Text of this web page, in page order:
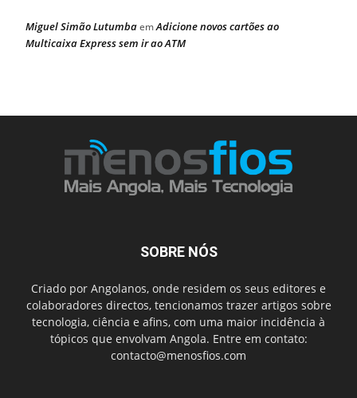
Miguel Simão LutumbaemAdicione novos cartões ao
Multicaixa Express sem ir ao ATM
SOBRE NÓS
Criado por Angolanos, onde residem os seus editores e
colaboradores directos, tencionamos trazer artigos sobre
tecnologia, ciência e afins, com uma maior incidência à
tópicos que envolvam Angola. Entre em contato:
contacto@menosfios.com